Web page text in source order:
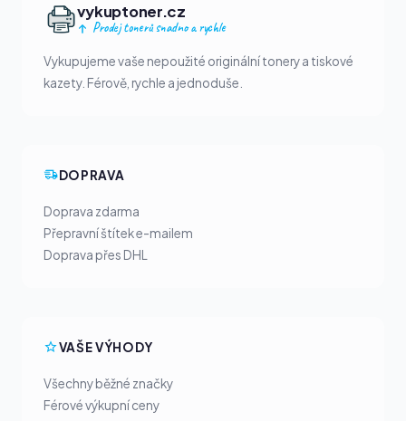
vykuptoner.cz
Prodej tonerů snadno a rychle
Vykupujeme vaše nepoužité originální tonery a tiskové
kazety. Férově, rychle a jednoduše.
DOPRAVA
Doprava zdarma
Přepravní štítek e-mailem
Doprava přes DHL
VAŠE VÝHODY
Všechny běžné značky
Férové výkupní ceny